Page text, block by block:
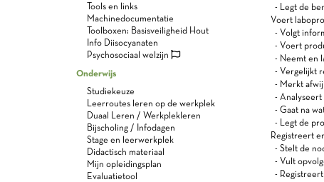
Tools en links
Machinedocumentatie
Toolboxen: Basisveiligheid Hout
Info Diisocyanaten
Psychosociaal welzijn
Onderwijs
Studiekeuze
Leerroutes leren op de werkplek
Duaal Leren / Werkplekleren
Bijscholing / Infodagen
Stage en leerwerkplek
Didactisch materiaal
Mijn opleidingsplan
Evaluatietool
- Legt de
Voert
- Volgt
- Voert
- Neemt en
- Vergelijkt
- Merkt
-
- Gaat na
- Legt de
Registreert
- Stelt de
- Vult
-